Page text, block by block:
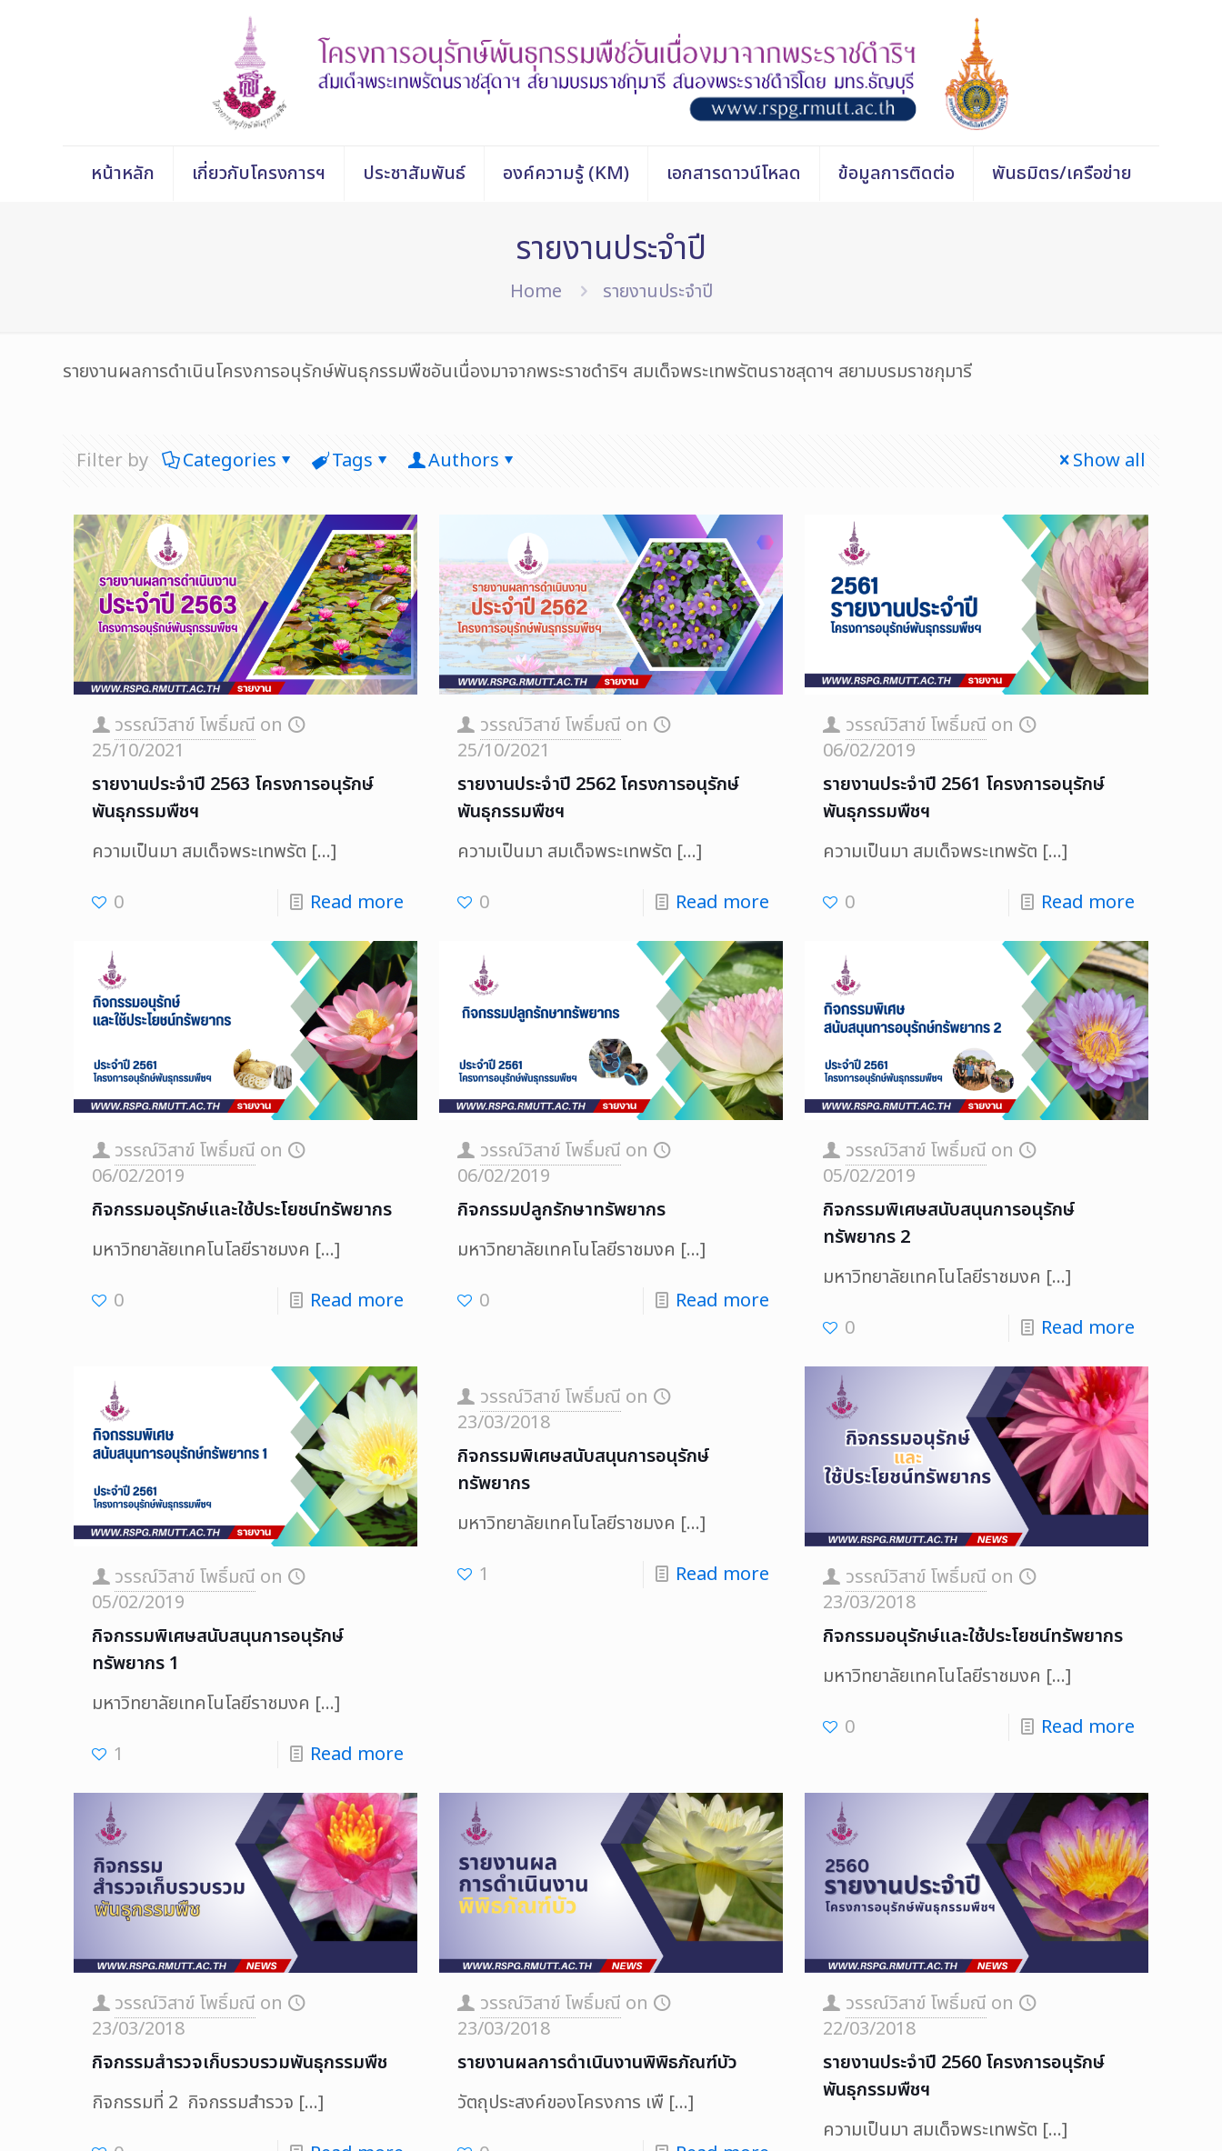
หน้าหลัก เกี่ยวกับโครงการฯ ประชาสัมพันธ์ องค์ความรู้ (KM) เอกสารดาวน์โหลด ข้อมูลการติดต่อ พันธมิตร/เครือข่าย
รายงานประจำปี
Home รายงานประจำปี
รายงานผลการดำเนินโครงการอนุรักษ์พันธุกรรมพืชอันเนื่องมาจากพระราชดำริฯ สมเด็จพระเทพรัตนราชสุดาฯ สยามบรมราชกุมารี
Filter by Categories Tags Authors Show all
วรรณ์วิสาข์ โพธิ์มณี on
25/10/2021
รายงานประจำปี 2563 โครงการอนุรักษ์
พันธุกรรมพืชฯ
ความเป็นมา สมเด็จพระเทพรัต […]
0
Read more
วรรณ์วิสาข์ โพธิ์มณี on
25/10/2021
รายงานประจำปี 2562 โครงการอนุรักษ์
พันธุกรรมพืชฯ
ความเป็นมา สมเด็จพระเทพรัต […]
0
Read more
วรรณ์วิสาข์ โพธิ์มณี on
06/02/2019
รายงานประจำปี 2561 โครงการอนุรักษ์
พันธุกรรมพืชฯ
ความเป็นมา สมเด็จพระเทพรัต […]
0
Read more
วรรณ์วิสาข์ โพธิ์มณี on
06/02/2019
กิจกรรมอนุรักษ์และใช้ประโยชน์ทรัพยากร
มหาวิทยาลัยเทคโนโลยีราชมงค […]
0
Read more
วรรณ์วิสาข์ โพธิ์มณี on
06/02/2019
กิจกรรมปลูกรักษาทรัพยากร
มหาวิทยาลัยเทคโนโลยีราชมงค […]
0
Read more
วรรณ์วิสาข์ โพธิ์มณี on
05/02/2019
กิจกรรมพิเศษสนับสนุนการอนุรักษ์
ทรัพยากร 2
มหาวิทยาลัยเทคโนโลยีราชมงค […]
0
Read more
วรรณ์วิสาข์ โพธิ์มณี on
05/02/2019
กิจกรรมพิเศษสนับสนุนการอนุรักษ์
ทรัพยากร 1
มหาวิทยาลัยเทคโนโลยีราชมงค […]
1
Read more
วรรณ์วิสาข์ โพธิ์มณี on
23/03/2018
กิจกรรมพิเศษสนับสนุนการอนุรักษ์
ทรัพยากร
มหาวิทยาลัยเทคโนโลยีราชมงค […]
1
Read more วรรณ์วิสาข์ โพธิ์มณี on
23/03/2018
กิจกรรมอนุรักษ์และใช้ประโยชน์ทรัพยากร
มหาวิทยาลัยเทคโนโลยีราชมงค […]
0
Read more
วรรณ์วิสาข์ โพธิ์มณี on
23/03/2018
กิจกรรมสำรวจเก็บรวบรวมพันธุกรรมพืช
กิจกรรมที่ 2 กิจกรรมสำรวจ […]
วรรณ์วิสาข์ โพธิ์มณี on
23/03/2018
รายงานผลการดำเนินงานพิพิธภัณฑ์บัว
วัตถุประสงค์ของโครงการ เพื […]
วรรณ์วิสาข์ โพธิ์มณี on
22/03/2018
รายงานประจำปี 2560 โครงการอนุรักษ์
พันธุกรรมพืชฯ
ความเป็นมา สมเด็จพระเทพรัต […]